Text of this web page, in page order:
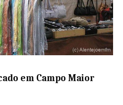
em Campo Maior